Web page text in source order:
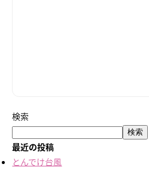
検索
検索
最近の投稿
とんでけ台風